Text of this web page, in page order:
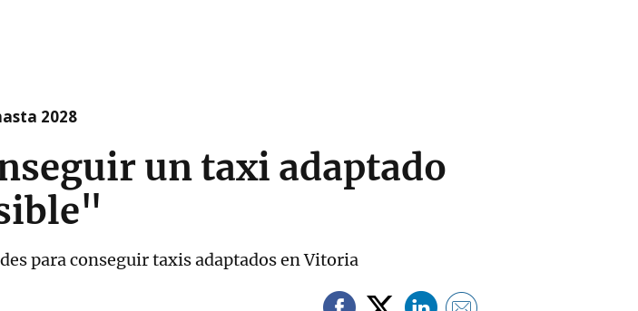
2028
un taxi adaptado
para conseguir taxis adaptados en Vitoria